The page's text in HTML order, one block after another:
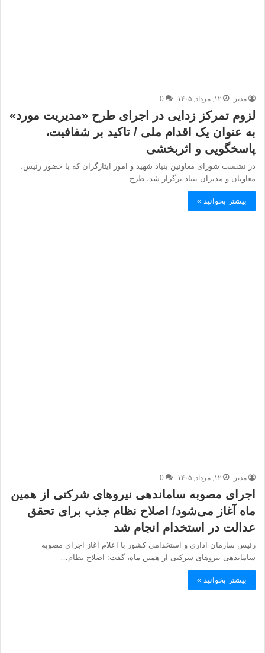
مدیر ۱۲, مرداد, ۱۴۰۵ 0
لزوم تمرکز زدایی در اجرای طرح «مدیریت مورد»
به عنوان یک اقدام ملی / تاکید بر شفافیت،
پاسخگویی و اثربخشی
در نشست شورای معاونین بنیاد شهید و امور ایثارگران که با حضور رئیس،
معاونان و مدیران بنیاد برگزار شد، طرح…
بیشتر بخوانید »
مدیر ۱۲, مرداد, ۱۴۰۵ 0
اجرای مصوبه ساماندهی نیروهای شرکتی از همین
ماه آغاز می‌شود/ اصلاح نظام جذب برای تحقق
عدالت در استخدام انجام شد
رئیس سازمان اداری و استخدامی کشور با اعلام آغاز اجرای مصوبه
ساماندهی نیروهای شرکتی از همین ماه، گفت: اصلاح نظام…
بیشتر بخوانید »